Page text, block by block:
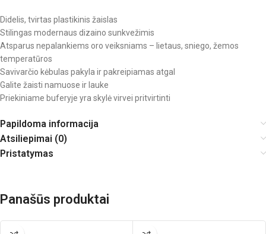
Didelis, tvirtas plastikinis žaislas
Stilingas modernaus dizaino sunkvežimis
Atsparus nepalankiems oro veiksniams – lietaus, sniego, žemos
temperatūros
Savivarčio kėbulas pakyla ir pakreipiamas atgal
Galite žaisti namuose ir lauke
Priekiniame buferyje yra skylė virvei pritvirtinti
Papildoma informacija
Atsiliepimai (0)
Pristatymas
Panašūs produktai